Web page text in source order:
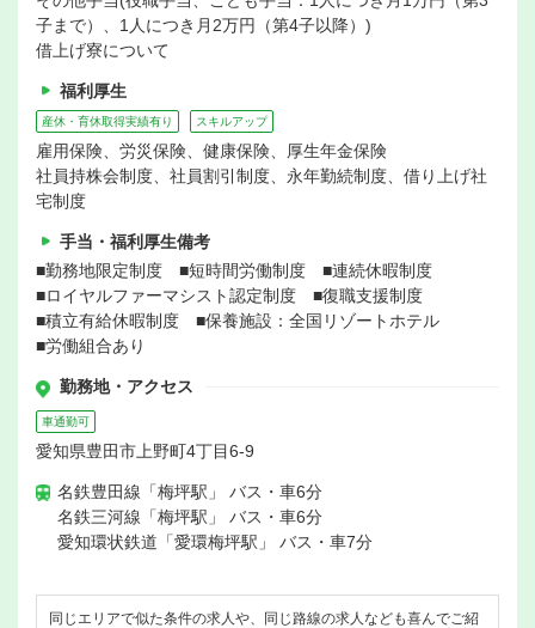
子まで）、1人につき月2万円（第4子以降）)
借上げ寮について
福利厚生
産休・育休取得実績有り スキルアップ
雇用保険、労災保険、健康保険、厚生年金保険
社員持株会制度、社員割引制度、永年勤続制度、借り上げ社
宅制度
手当・福利厚生備考
■勤務地限定制度 ■短時間労働制度 ■連続休暇制度
■ロイヤルファーマシスト認定制度 ■復職支援制度
■積立有給休暇制度 ■保養施設：全国リゾートホテル
■労働組合あり
勤務地・アクセス
車通勤可
愛知県豊田市上野町4丁目6-9
名鉄豊田線「梅坪駅」 バス・車6分
名鉄三河線「梅坪駅」 バス・車6分
愛知環状鉄道「愛環梅坪駅」 バス・車7分
同じエリアで似た条件の求人や、同じ路線の求人なども喜んでご紹